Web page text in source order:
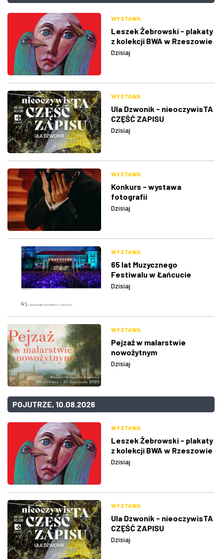
WYSTAWA
Leszek Żebrowski - plakaty
z kolekcji BWA w Rzeszowie
Dzisiaj
WYSTAWA
Ula Dzwonik - nieoczywisTA
CZĘŚĆ ZAPISU
Dzisiaj
WYSTAWA
Konkurs - wystawa
fotografii
Dzisiaj
WYSTAWA
65 lat Muzycznego
Festiwalu w Łańcucie
Dzisiaj
WYSTAWA
Pejzaż w malarstwie
nowożytnym
Dzisiaj
POJUTRZE, 10.08.2026
WYSTAWA
Leszek Żebrowski - plakaty
z kolekcji BWA w Rzeszowie
Dzisiaj
WYSTAWA
Ula Dzwonik - nieoczywisTA
CZĘŚĆ ZAPISU
Dzisiaj